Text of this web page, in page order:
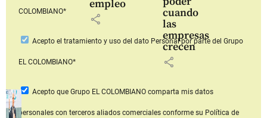
empleo
share
cuando
las
empresas
crecen
share
COLOMBIANO*
Acepto el tratamiento y uso del dato Personalpor parte del Grupo
EL COLOMBIANO*
Acepto que Grupo EL COLOMBIANOcomparta mis datos
personales con terceros aliados comerciales conforme su Política de